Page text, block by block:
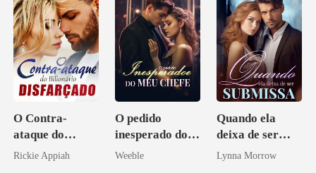
Ela
O Contra-
ataque do
Bilionário
Rickie Appiah
O pedido
inesperado do
meu chefe
Weeble
Quando ela
deixa de ser
submissa
Lynna Morrow